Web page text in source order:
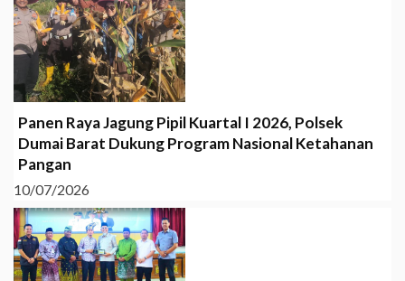
Panen Raya Jagung Pipil Kuartal I 2026, Polsek
Dumai Barat Dukung Program Nasional Ketahanan
Pangan
10/07/2026